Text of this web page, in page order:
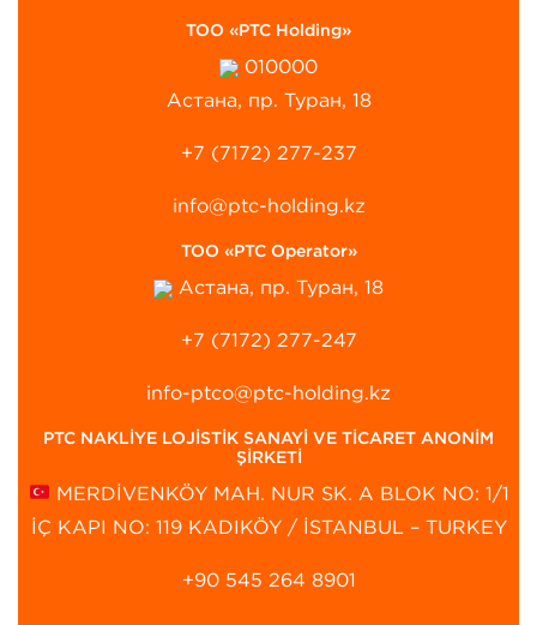
ТОО «PTC Holding»
010000
Астана, пр. Туран, 18
+7 (7172) 277-237
info@ptc-holding.kz
ТОО «PTC Operator»
Астана, пр. Туран, 18
+7 (7172) 277-247
info-ptco@ptc-holding.kz
PTC NAKLİYE LOJİSTİK SANAYİ VE TİCARET ANONİM
ŞİRKETİ
MERDİVENKÖY MAH. NUR SK. A BLOK NO: 1/1
İÇ KAPI NO: 119 KADIKÖY / İSTANBUL – TURKEY
+90 545 264 8901‬